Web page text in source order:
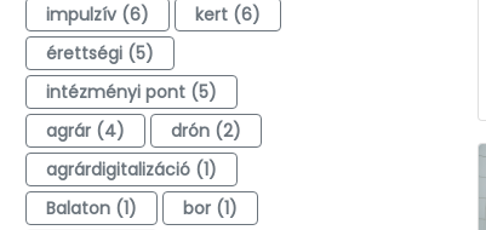
impulzív (6)
kert (6)
érettségi (5)
intézményi pont (5)
agrár (4)
drón (2)
agrárdigitalizáció (1)
Balaton (1)
bor (1)